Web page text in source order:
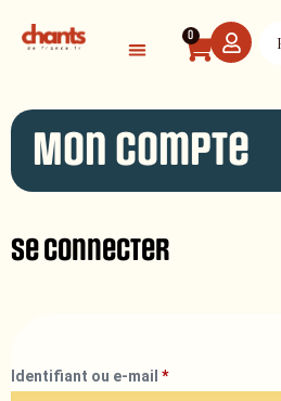
0
Mon compte
Se connecter
Identifiant ou e-mail *